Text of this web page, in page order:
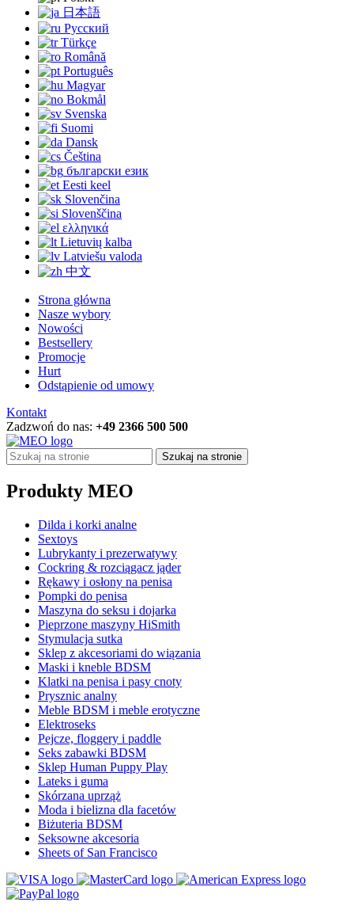
日本語
Русский
Türkçe
Română
Português
Magyar
Bokmål
Svenska
Suomi
Dansk
Čeština
български език
Eesti keel
Slovenčina
Slovenščina
ελληνικά
Lietuvių kalba
Latviešu valoda
中文
Strona główna
Nasze wybory
Nowości
Bestsellery
Promocje
Hurt
Odstąpienie od umowy
Kontakt
Zadzwoń do nas: +49 2366 500 500
Szukaj na stronie
Produkty MEO
Dilda i korki analne
Sextoys
Lubrykanty i prezerwatywy
Cockring & rozciągacz jąder
Rękawy i osłony na penisa
Pompki do penisa
Maszyna do seksu i dojarka
Pieprzone maszyny HiSmith
Stymulacja sutka
Sklep z akcesoriami do wiązania
Maski i kneble BDSM
Klatki na penisa i pasy cnoty
Prysznic analny
Meble BDSM i meble erotyczne
Elektroseks
Pejcze, floggery i paddle
Seks zabawki BDSM
Sklep Human Puppy Play
Lateks i guma
Skórzana uprząż
Moda i bielizna dla facetów
Biżuteria BDSM
Seksowne akcesoria
Sheets of San Francisco